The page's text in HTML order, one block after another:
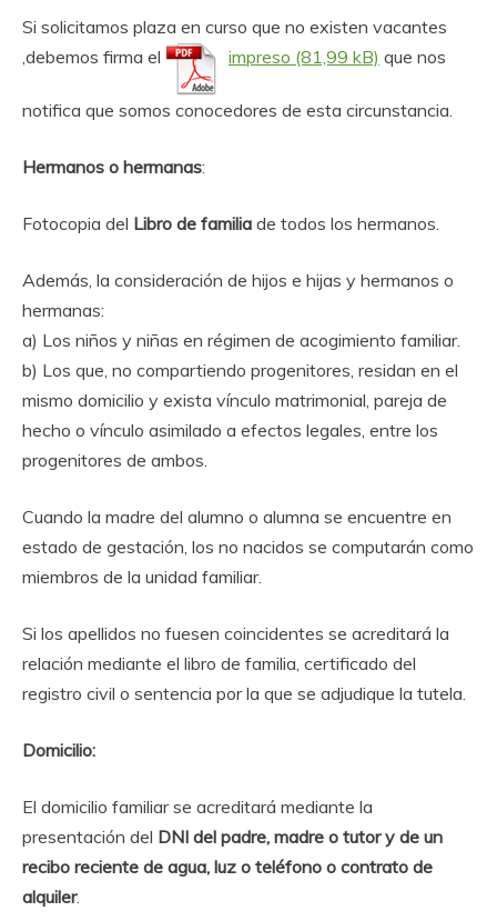
Si solicitamos plaza en curso que no existen vacantes
,debemos firma el
impreso que nos
notifica que somos conocedores de esta circunstancia.
Hermanos o hermanas:
Fotocopia del Libro de familia de todos los hermanos.
Además, la consideración de hijos e hijas y hermanos o
hermanas:
a) Los niños y niñas en régimen de acogimiento familiar.
b) Los que, no compartiendo progenitores, residan en el
mismo domicilio y exista vínculo matrimonial, pareja de
hecho o vínculo asimilado a efectos legales, entre los
progenitores de ambos.
Cuando la madre del alumno o alumna se encuentre en
estado de gestación, los no nacidos se computarán como
miembros de la unidad familiar.
Si los apellidos no fuesen coincidentes se acreditará la
relación mediante el libro de familia, certificado del
registro civil o sentencia por la que se adjudique la tutela.
Domicilio:
El domicilio familiar se acreditará mediante la
presentación del DNI del padre, madre o tutor y de un
recibo reciente de agua, luz o teléfono o contrato de
alquiler.